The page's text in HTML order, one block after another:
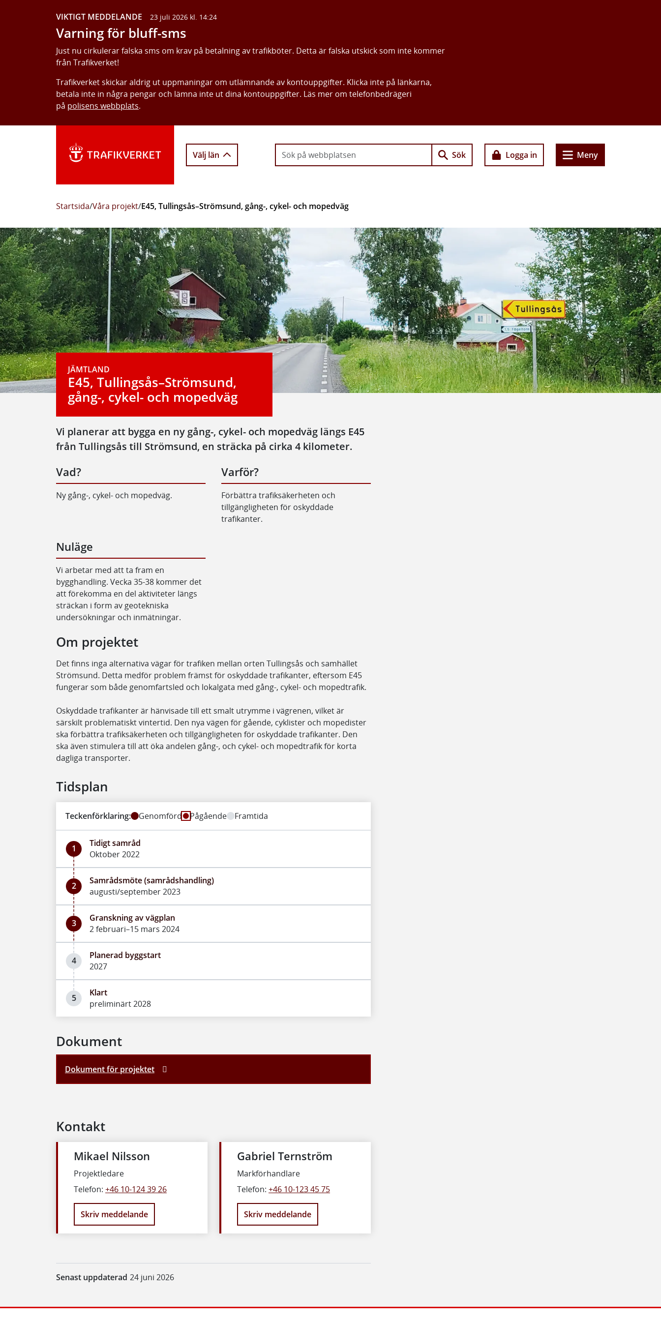
VIKTIGT MEDDELANDE 23 juli 2026 kl. 14:24
Varning för bluff-sms
Just nu cirkulerar falska sms om krav på betalning av trafikböter. Detta är falska utskick som inte kommer
från Trafikverket!
Trafikverket skickar aldrig ut uppmaningar om utlämnande av kontouppgifter. Klicka inte på länkarna,
betala inte in några pengar och lämna inte ut dina kontouppgifter. Läs mer om telefonbedrägeri
på polisens webbplats.
Välj län Sök Logga in Meny
Startsida/Våra projekt/E45, Tullingsås–Strömsund, gång-, cykel- och mopedväg
JÄMTLAND
E45, Tullingsås–Strömsund,
gång-, cykel- och mopedväg
Vi planerar att bygga en ny gång-, cykel- och mopedväg längs E45
från Tullingsås till Strömsund, en sträcka på cirka 4 kilometer.
Vad?
Ny gång-, cykel- och mopedväg.
Varför?
Förbättra trafiksäkerheten och
tillgängligheten för oskyddade
trafikanter.
Nuläge
Vi arbetar med att ta fram en
bygghandling. Vecka 35-38 kommer det
att förekomma en del aktiviteter längs
sträckan i form av geotekniska
undersökningar och inmätningar.
Om projektet
Det finns inga alternativa vägar för trafiken mellan orten Tullingsås och samhället
Strömsund. Detta medför problem främst för oskyddade trafikanter, eftersom E45
fungerar som både genomfartsled och lokalgata med gång-, cykel- och mopedtrafik.
Oskyddade trafikanter är hänvisade till ett smalt utrymme i vägrenen, vilket är
särskilt problematiskt vintertid. Den nya vägen för gående, cyklister och mopedister
ska förbättra trafiksäkerheten och tillgängligheten för oskyddade trafikanter. Den
ska även stimulera till att öka andelen gång-, och cykel- och mopedtrafik för korta
dagliga transporter.
Tidsplan
Teckenförklaring: Genomförd Pågående Framtida
1
Tidigt samråd
Oktober 2022
2
Samrådsmöte (samrådshandling)
augusti/september 2023
3
Granskning av vägplan
2 februari–15 mars 2024
4
Planerad byggstart
2027
5
Klart
preliminärt 2028
Dokument
Dokument för projektet
Kontakt
Mikael Nilsson
Projektledare
Telefon: +46 10-124 39 26
Skriv meddelande
Gabriel Ternström
Markförhandlare
Telefon: +46 10-123 45 75
Skriv meddelande
Senast uppdaterad 24 juni 2026